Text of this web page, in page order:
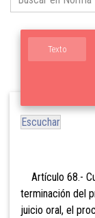
Texto
Escuchar
Artículo 68.-
terminación del
juicio oral, el